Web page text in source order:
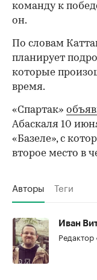
команду к
он.
По словам
планирует
которые
время.
«Спартак»
Абаскаля 10
«Базеле», с
второе место в
Авторы Теги
Иван